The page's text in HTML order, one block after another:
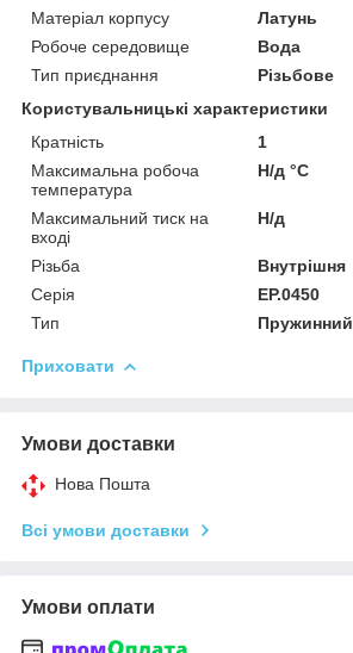
Матеріал корпусу
Латунь
Робоче середовище
Вода
Тип приєднання
Різьбове
Користувальницькі характеристики
Кратність
1
Максимальна робоча
температура
Н/д °C
Максимальний тиск на
вході
Н/д
Різьба
Внутрішня
Серія
EP.0450
Тип
Пружинний
Приховати
Умови доставки
Нова Пошта
Всі умови доставки
Умови оплати